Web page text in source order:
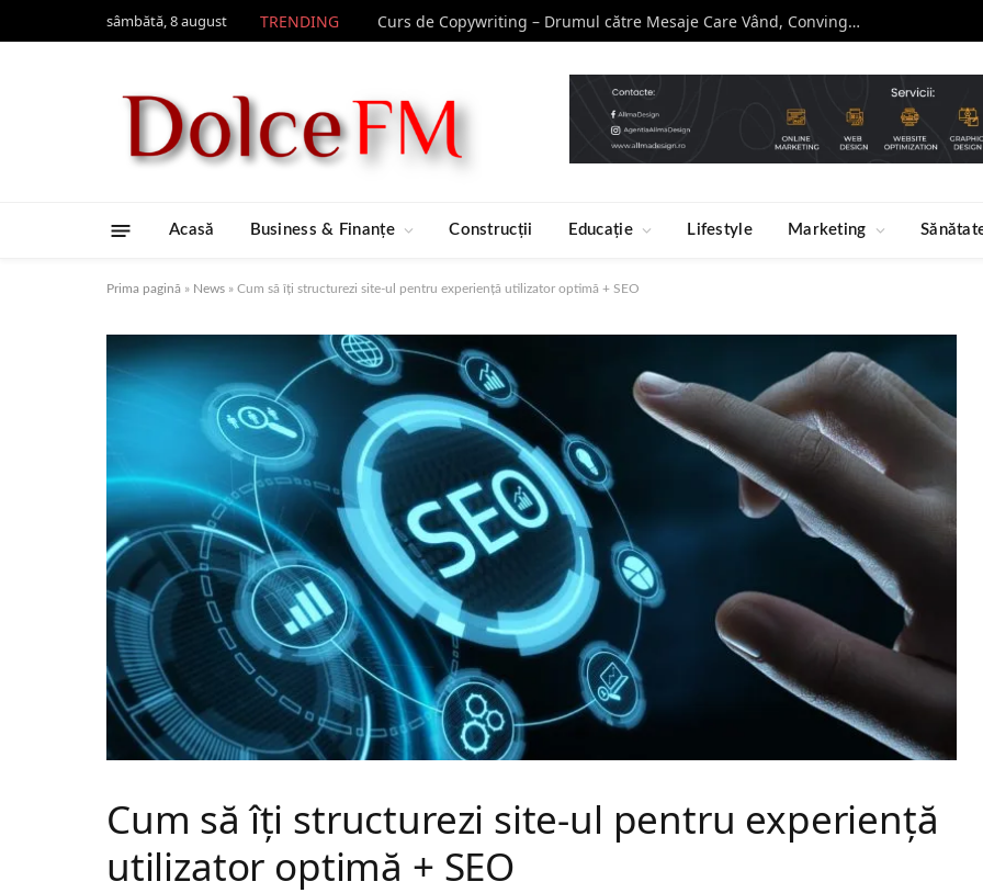
sâmbătă, 8 august TRENDING Curs de Copywriting – Drumul către Mesaje Care Vând, Conving și Construiesc Branduri Puternice
Acasă Business & Finanțe Construcții Educație Lifestyle Marketing
Prima pagină » News » Cum să îţi structurezi site-ul pentru experienţă utilizator optimă + SEO
Cum să îţi structurezi site-ul pentru experienţă
utilizator optimă + SEO